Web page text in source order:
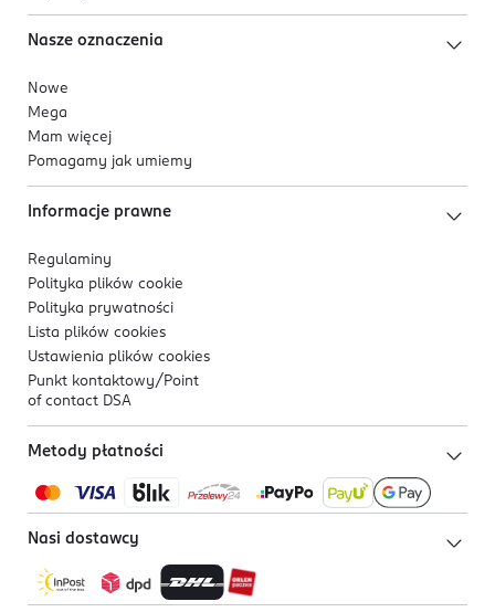
Nasze oznaczenia
Nowe
Mega
Mam więcej
Pomagamy jak umiemy
Informacje prawne
Regulaminy
Polityka plików cookie
Polityka prywatności
Lista plików cookies
Ustawienia plików cookies
Punkt kontaktowy/ Point
of contact DSA
Metody płatności
Nasi dostawcy